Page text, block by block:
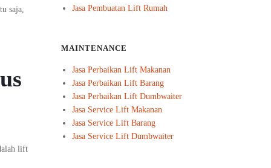
saja,
lift
Jasa Pembuatan Lift Rumah
MAINTENANCE
Jasa Perbaikan Lift Makanan
Jasa Perbaikan Lift Barang
Jasa Perbaikan Lift Dumbwaiter
Jasa Service Lift Makanan
Jasa Service Lift Barang
Jasa Service Lift Dumbwaiter